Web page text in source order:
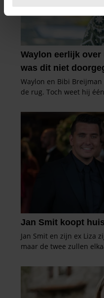
intrekken in de
We gebruiken cookies
personaliseren, om
en om ons
informatie over uw
partners voor social
partners kunnen deze
informatie die u aan ze
verzameld op basis van
gaat akkoord met onze
gebruiken.